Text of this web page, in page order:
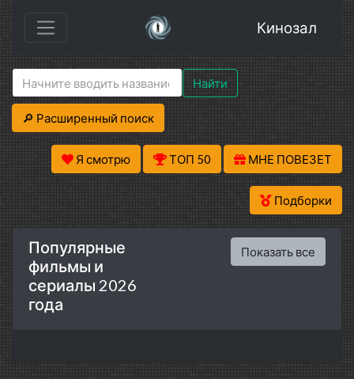
Кинозал
Найти
🔎 Расширенный поиск
Я смотрю ТОП 50 МНЕ ПОВЕЗЕТ
Подборки
Популярные
фильмы и
сериалы 2026
года
Показать все